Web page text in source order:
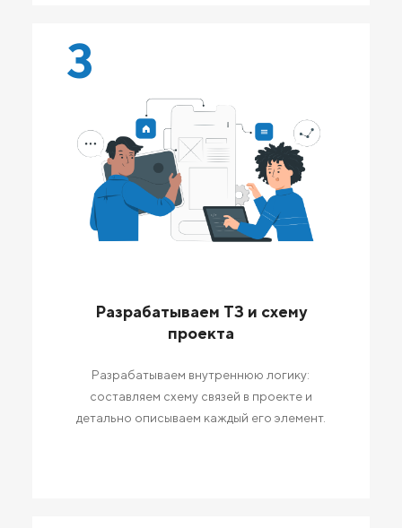
3
Разрабатываем ТЗ и схему
проекта
Разрабатываем внутреннюю логику:
составляем схему связей в проекте и
детально описываем каждый его элемент.